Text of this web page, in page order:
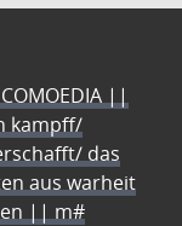
||
kampff/
das
aus warheit
|| m#